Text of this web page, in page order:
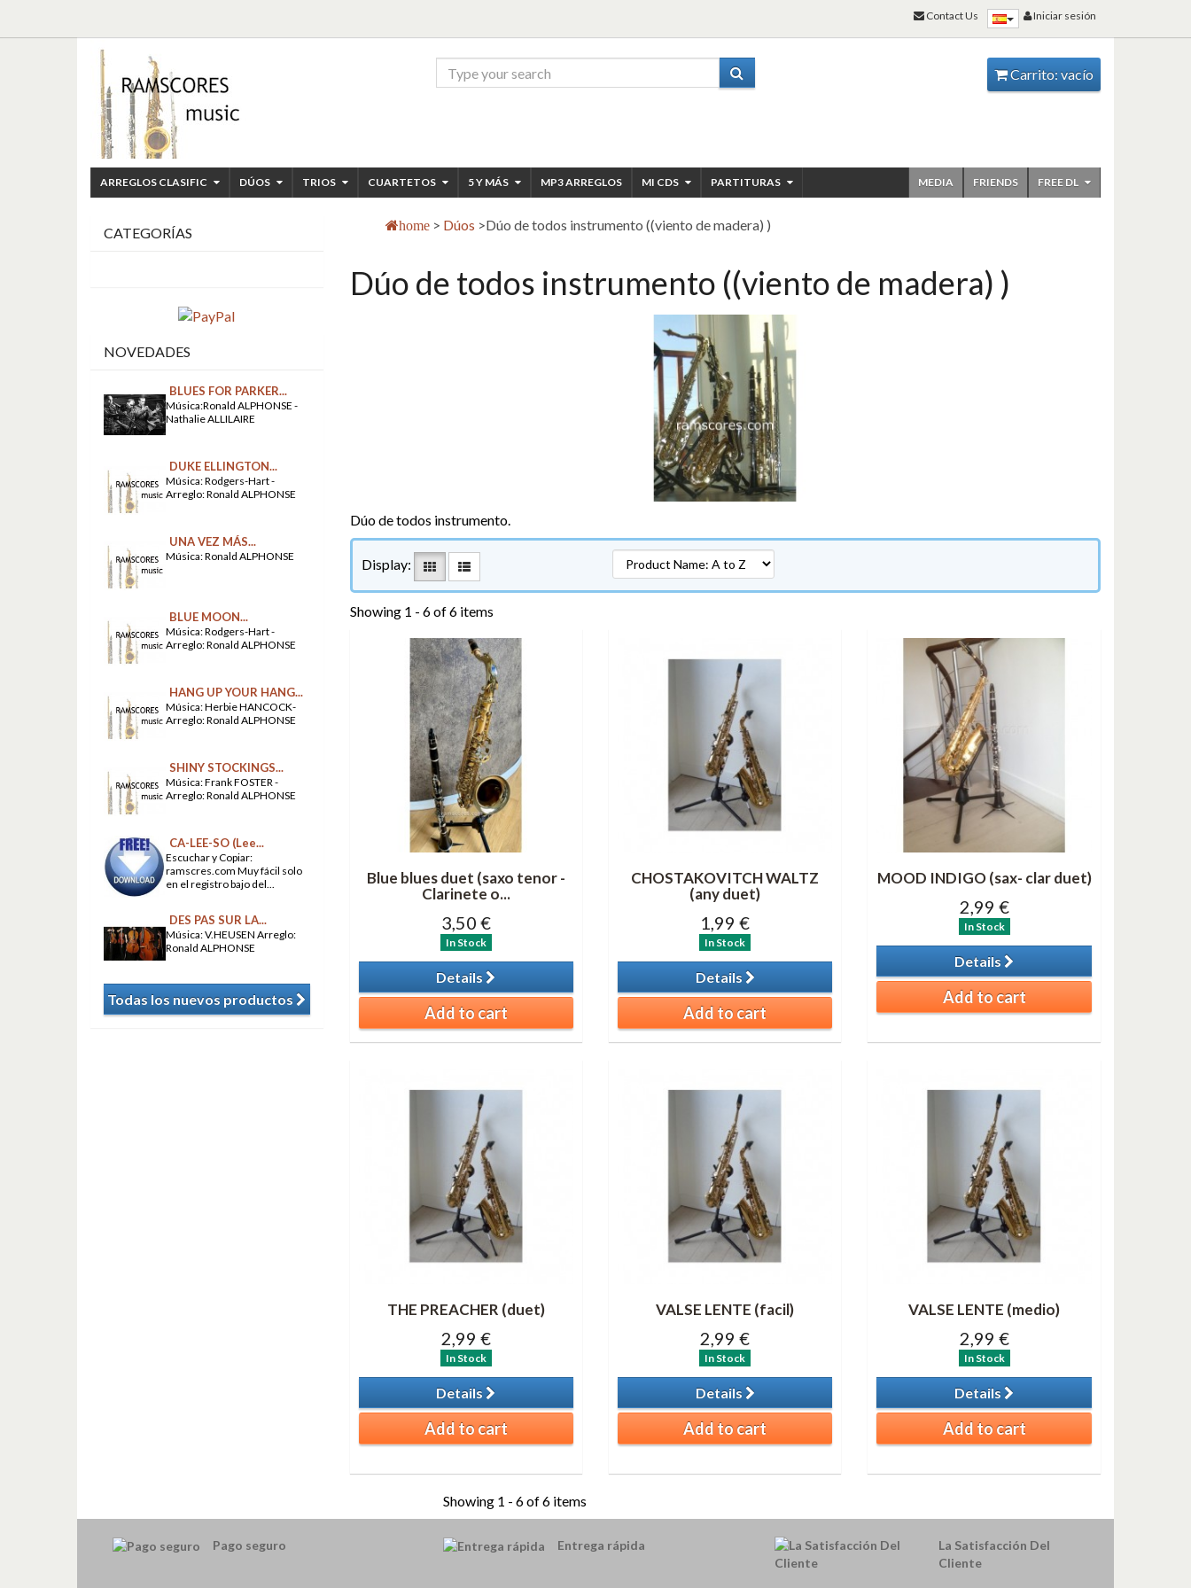
Carrito: vacío
ARREGLOS CLASIFIC DÚOS TRIOS CUARTETOS 5 Y MÁS MP3 ARREGLOS MI CDS PARTITURAS FREE DL
FRIENDS
MEDIA
home > Dúos >Dúo de todos instrumento ((viento de madera) )
Dúo de todos instrumento ((viento de madera) )
Dúo de todos instrumento.
Display:
Showing 1 - 6 of 6 items
Blue blues duet (saxo tenor -
Clarinete o...
3,50 €
In Stock
Details
Add to cart
CHOSTAKOVITCH WALTZ
(any duet)
1,99 €
In Stock
Details
Add to cart
MOOD INDIGO (sax- clar duet)
2,99 €
In Stock
Details
Add to cart
THE PREACHER (duet)
2,99 €
In Stock
Details
Add to cart
VALSE LENTE (facil)
2,99 €
In Stock
Details
Add to cart
VALSE LENTE (medio)
2,99 €
In Stock
Details
Add to cart
Showing 1 - 6 of 6 items
CATEGORÍAS
NOVEDADES
BLUES FOR PARKER...
Música:Ronald ALPHONSE -
Nathalie ALLILAIRE
DUKE ELLINGTON...
Música: Rodgers-Hart -
Arreglo: Ronald ALPHONSE
UNA VEZ MÁS...
Música: Ronald ALPHONSE
BLUE MOON...
Música: Rodgers-Hart -
Arreglo: Ronald ALPHONSE
HANG UP YOUR HANG...
Música: Herbie HANCOCK-
Arreglo: Ronald ALPHONSE
SHINY STOCKINGS...
Música: Frank FOSTER -
Arreglo: Ronald ALPHONSE
CA-LEE-SO (Lee...
Escuchar y Copiar:
ramscres.com Muy fácil solo
en el registro bajo del...
DES PAS SUR LA...
Música: V.HEUSEN Arreglo:
Ronald ALPHONSE
Todas los nuevos productos
Pago seguro Entrega rápida
La Satisfacción Del
Cliente
Iniciar sesión
Contact Us